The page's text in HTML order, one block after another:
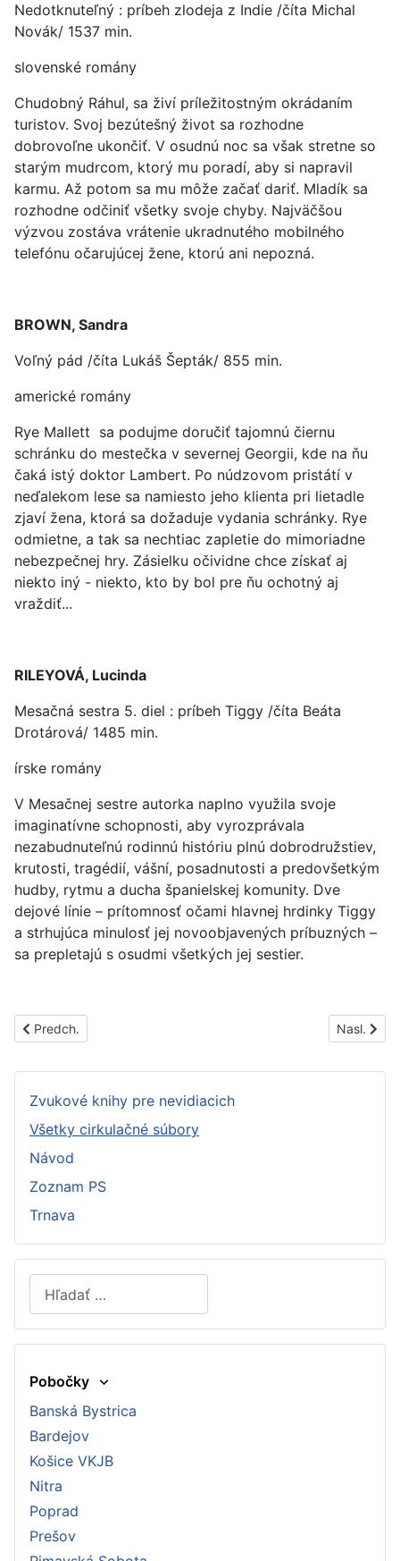
Nedotknuteľný : príbeh zlodeja z Indie /číta Michal
Novák/ 1537 min.
slovenské romány
Chudobný Ráhul, sa živí príležitostným okrádaním
turistov. Svoj bezútešný život sa rozhodne
dobrovoľne ukončiť. V osudnú noc sa však stretne so
starým mudrcom, ktorý mu poradí, aby si napravil
karmu. Až potom sa mu môže začať dariť. Mladík sa
rozhodne odčiniť všetky svoje chyby. Najväčšou
výzvou zostáva vrátenie ukradnutého mobilného
telefónu očarujúcej žene, ktorú ani nepozná.
BROWN, Sandra
Voľný pád /číta Lukáš Šepták/ 855 min.
americké romány
Rye Mallett sa podujme doručiť tajomnú čiernu
schránku do mestečka v severnej Georgii, kde na ňu
čaká istý doktor Lambert. Po núdzovom pristátí v
neďalekom lese sa namiesto jeho klienta pri lietadle
zjaví žena, ktorá sa dožaduje vydania schránky. Rye
odmietne, a tak sa nechtiac zapletie do mimoriadne
nebezpečnej hry. Zásielku očividne chce získať aj
niekto iný - niekto, kto by bol pre ňu ochotný aj
vraždiť...
RILEYOVÁ, Lucinda
Mesačná sestra 5. diel : príbeh Tiggy /číta Beáta
Drotárová/ 1485 min.
írske romány
V Mesačnej sestre autorka naplno využila svoje
imaginatívne schopnosti, aby vyrozprávala
nezabudnuteľnú rodinnú históriu plnú dobrodružstiev,
krutosti, tragédií, vášní, posadnutosti a predovšetkým
hudby, rytmu a ducha španielskej komunity. Dve
dejové línie – prítomnosť očami hlavnej hrdinky Tiggy
a strhujúca minulosť jej novoobjavených príbuzných –
sa prepletajú s osudmi všetkých jej sestier.
Predchádzajúci článok: PS1455C
Predch. Nasl.
Zvukové knihy pre nevidiacich
Všetky cirkulačné súbory
Návod
Zoznam PS
Trnava
Hľadať
Type 2 or more characters for results.
Pobočky
Banská Bystrica
Bardejov
Košice VKJB
Nitra
Poprad
Prešov